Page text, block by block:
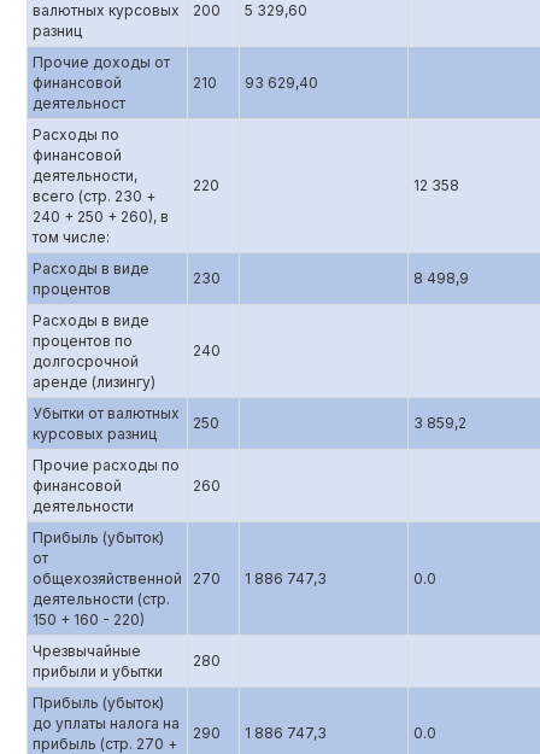
валютных курсовых
разниц
200 5 329,60
Прочие доходы от
финансовой
деятельност
210 93 629,40
Расходы по
финансовой
деятельности,
всего (стр. 230 +
240 + 250 + 260), в
том числе:
220 12 358
Расходы в виде
процентов
230 8 498,9
Расходы в виде
процентов по
долгосрочной
аренде (лизингу)
240
Убытки от валютных
курсовых разниц
250 3 859,2
Прочие расходы по
финансовой
деятельности
260
Прибыль (убыток)
от
общехозяйственной
деятельности (стр.
150 + 160 - 220)
270 1 886 747,3 0.0
Чрезвычайные
прибыли и убытки
280
Прибыль (убыток)
до уплаты налога на
прибыль (стр. 270 +
290 1 886 747,3 0.0